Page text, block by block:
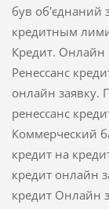
був об'єднаний
кредитным
Кредит. Онлайн
Ренессанс
онлайн заявку.
ренессанс
Коммерческий
кредит на
кредит онлайн
кредит Онлайн